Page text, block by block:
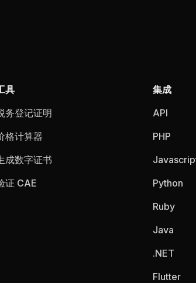
具
务登记证明
格计算器
成数字证书
证 CAE
集成
API
PHP
Python
Ruby
Java
.NET
Flutter